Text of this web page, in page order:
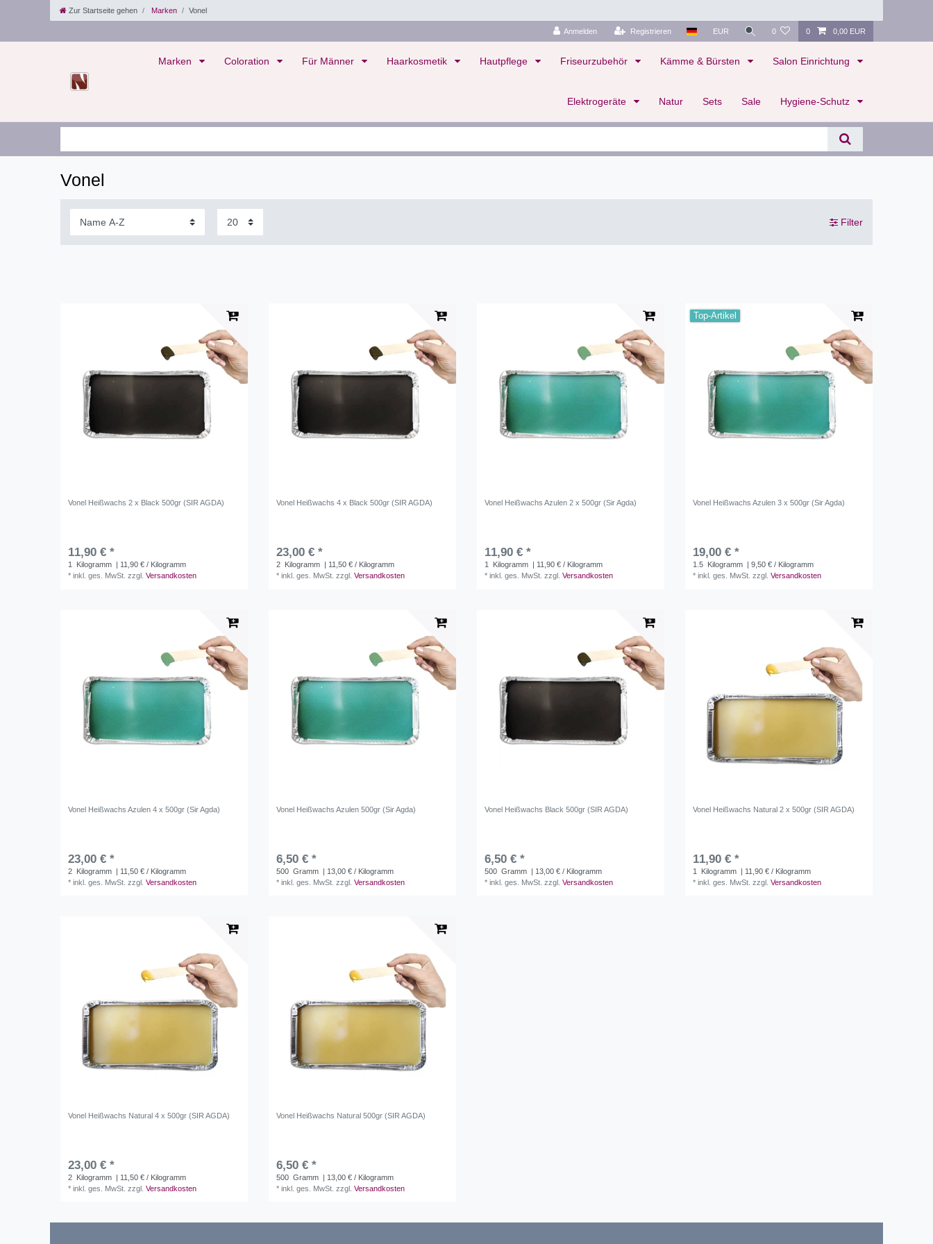
Zur Startseite gehen Marken Vonel
Anmelden Registrieren EUR 0 0 0,00 EUR
Marken Coloration Für Männer Haarkosmetik Hautpflege Friseurzubehör Kämme & Bürsten Salon Einrichtung
Elektrogeräte Natur Sets Sale Hygiene-Schutz
Vonel
Filter
Vonel Heißwachs 2 x Black 500gr (SIR AGDA)
11,90 € *
1 Kilogramm
| 11,90 € / Kilogramm
*inkl. ges. MwSt. zzgl.Versandkosten
Vonel Heißwachs 4 x Black 500gr (SIR AGDA)
23,00 € *
2 Kilogramm
| 11,50 € / Kilogramm
*inkl. ges. MwSt. zzgl.Versandkosten
Vonel Heißwachs Azulen 2 x 500gr (Sir Agda)
11,90 € *
1 Kilogramm
| 11,90 € / Kilogramm
*inkl. ges. MwSt. zzgl.Versandkosten
Top-Artikel
Vonel Heißwachs Azulen 3 x 500gr (Sir Agda)
19,00 € *
1.5 Kilogramm
| 9,50 € / Kilogramm
*inkl. ges. MwSt. zzgl.Versandkosten
Vonel Heißwachs Azulen 4 x 500gr (Sir Agda)
23,00 € *
2 Kilogramm | 11,50 € / Kilogramm
*inkl. ges. MwSt. zzgl.Versandkosten
Vonel Heißwachs Azulen 500gr (Sir Agda)
6,50 € *
500 Gramm | 13,00 € / Kilogramm
*inkl. ges. MwSt. zzgl.Versandkosten
Vonel Heißwachs Black 500gr (SIR AGDA)
6,50 € *
500 Gramm | 13,00 € / Kilogramm
*inkl. ges. MwSt. zzgl.Versandkosten
Vonel Heißwachs Natural 2 x 500gr (SIR AGDA)
11,90 € *
1 Kilogramm | 11,90 € / Kilogramm
*inkl. ges. MwSt. zzgl.Versandkosten
Vonel Heißwachs Natural 4 x 500gr (SIR AGDA)
23,00 € *
2 Kilogramm | 11,50 € / Kilogramm
*inkl. ges. MwSt. zzgl.Versandkosten
Vonel Heißwachs Natural 500gr (SIR AGDA)
6,50 € *
500 Gramm | 13,00 € / Kilogramm
*inkl. ges. MwSt. zzgl.Versandkosten